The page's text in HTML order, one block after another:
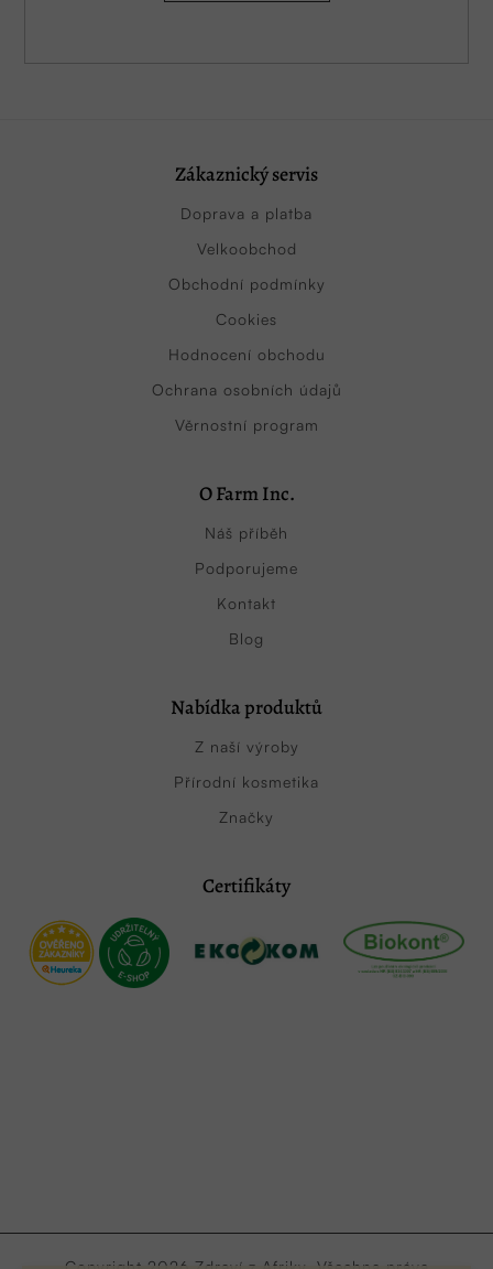
Zákaznický servis
Doprava a platba
Velkoobchod
Obchodní podmínky
Cookies
Hodnocení obchodu
Ochrana osobních údajů
Věrnostní program
O Farm Inc.
Náš příběh
Podporujeme
Kontakt
Blog
Nabídka produktů
Z naší výroby
Přírodní kosmetika
Značky
Certifikáty